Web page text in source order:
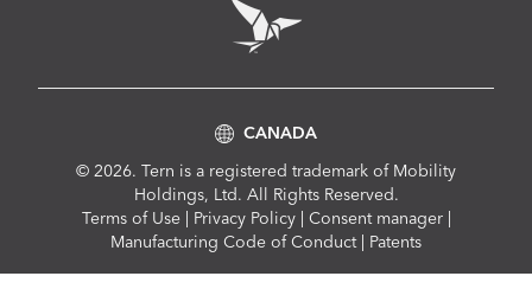
© 2026. Tern is a registered trademark of Mobility
Holdings, Ltd. All Rights Reserved.
ComplianceTerms of Use Privacy Policy Consent manager
Manufacturing Code of Conduct
Patents
CANADA